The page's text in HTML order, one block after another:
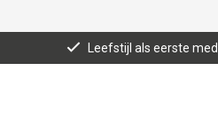
Leefstijl als eerste